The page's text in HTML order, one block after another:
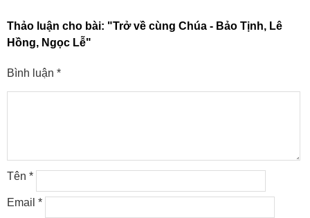
Thảo luận cho bài: "Trở về cùng Chúa - Bảo Tịnh, Lê
Hồng, Ngọc Lễ"
Bình luận *
Tên *
Email *